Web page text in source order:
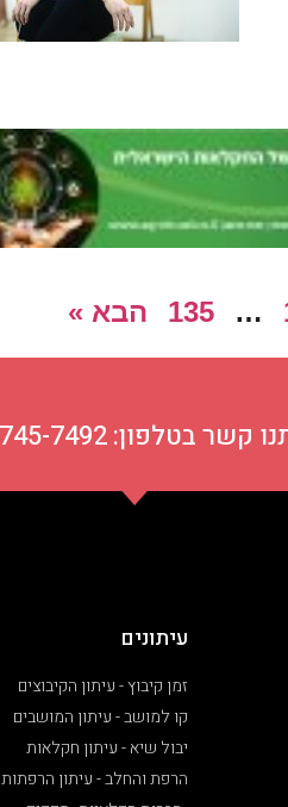
…
135 הבא »
074-745-7492
עיתונים
זמן קיבוץ - עיתון הקיבוצים
קו למושב - עיתון המושבים
יבול שיא - עיתון חקלאות
הרפת והחלב - עיתון הרפתות